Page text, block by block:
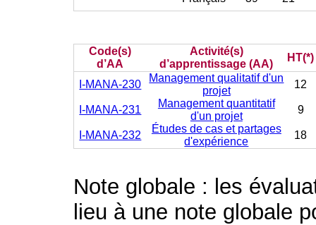
Code(s)
d’AA
Activité(s)
d’apprentissage (AA)
HT(*)
I-MANA-230
Management qualitatif d'un
projet
12
I-MANA-231
Management quantitatif
d'un projet
9
I-MANA-232
Études de cas et partages
d'expérience
18
Note globale : les
lieu à une note globale